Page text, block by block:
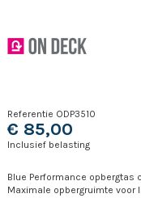
Referentie ODP3510
€ 85,00
Inclusief belasting
Blue Performance opbergtas
Maximale opbergruimte